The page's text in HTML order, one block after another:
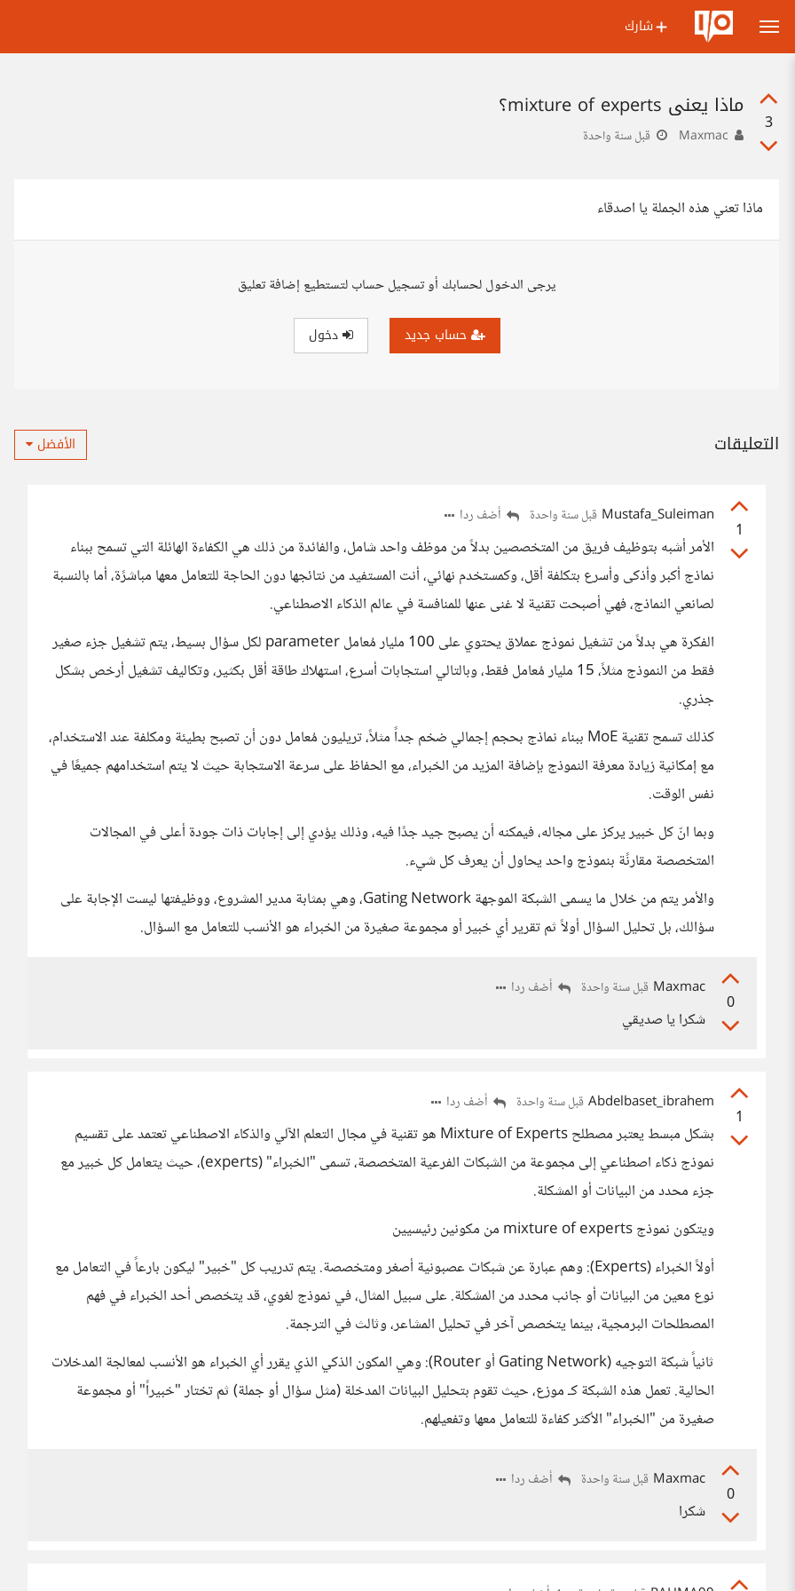
شارك
3
ماذا يعني mixture of experts؟
قبل سنة واحدة
ماذا تعني هذه الجملة يا اصدقاء
يرجى الدخول لحسابك أو تسجيل حساب لتستطيع إضافة تعليق
حساب جديد دخول
التعليقات الأفضل
1
Mustafa_Suleiman قبل سنة واحدة أضف ردا
الأمر أشبه بتوظيف فريق من المتخصصين بدلاً من موظف واحد شامل، والفائدة من ذلك هي الكفاءة الهائلة التي تسمح ببناء
نماذج أكبر وأذكى وأسرع بتكلفة أقل، وكمستخدم نهائي، أنت المستفيد من نتائجها دون الحاجة للتعامل معها مباشرًة، أما بالنسبة
لصانعي النماذج، فهي أصبحت تقنية لا غنى عنها للمنافسة في عالم الذكاء الاصطناعي.
الفكرة هي بدلاً من تشغيل نموذج عملاق يحتوي على 100 مليار مُعامل parameter لكل سؤال بسيط، يتم تشغيل جزء صغير
فقط من النموذج مثلاً، 15 مليار مُعامل فقط، وبالتالي استجابات أسرع، استهلاك طاقة أقل بكثير، وتكاليف تشغيل أرخص بشكل
جذري.
كذلك تسمح تقنية MoE ببناء نماذج بحجم إجمالي ضخم جداً مثلاً، تريليون مُعامل دون أن تصبح بطيئة ومكلفة عند الاستخدام،
مع إمكانية زيادة معرفة النموذج بإضافة المزيد من الخبراء، مع الحفاظ على سرعة الاستجابة حيث لا يتم استخدامهم جميعًا في
نفس الوقت.
وبما انّ كل خبير يركز على مجاله، فيمكنه أن يصبح جيد جدًا فيه، وذلك يؤدي إلى إجابات ذات جودة أعلى في المجالات
المتخصصة مقارنًة بنموذج واحد يحاول أن يعرف كل شيء.
والأمر يتم من خلال ما يسمى الشبكة الموجهة Gating Network، وهي بمثابة مدير المشروع، ووظيفتها ليست الإجابة على
سؤالك، بل تحليل السؤال أولاً ثم تقرير أي خبير أو مجموعة صغيرة من الخبراء هو الأنسب للتعامل مع السؤال.
0
Maxmac قبل سنة واحدة أضف ردا
شكرا يا صديقي
1
Abdelbaset_ibrahem قبل سنة واحدة أضف ردا
بشكل مبسط يعتبر مصطلح Mixture of Experts هو تقنية في مجال التعلم الآلي والذكاء الاصطناعي تعتمد على تقسيم
نموذج ذكاء اصطناعي إلى مجموعة من الشبكات الفرعية المتخصصة، تسمى "الخبراء" (experts)، حيث يتعامل كل خبير مع
جزء محدد من البيانات أو المشكلة.
ويتكون نموذج mixture of experts من مكونين رئيسيين
أولاً الخبراء (Experts): وهم عبارة عن شبكات عصبونية أصغر ومتخصصة. يتم تدريب كل "خبير" ليكون بارعاً في التعامل مع
نوع معين من البيانات أو جانب محدد من المشكلة. على سبيل المثال، في نموذج لغوي، قد يتخصص أحد الخبراء في فهم
المصطلحات البرمجية، بينما يتخصص آخر في تحليل المشاعر، وثالث في الترجمة.
ثانياً شبكة التوجيه (Gating Network أو Router): وهي المكون الذكي الذي يقرر أي الخبراء هو الأنسب لمعالجة المدخلات
الحالية. تعمل هذه الشبكة كـ موزع، حيث تقوم بتحليل البيانات المدخلة (مثل سؤال أو جملة) ثم تختار "خبيراً" أو مجموعة
صغيرة من "الخبراء" الأكثر كفاءة للتعامل معها وتفعيلهم.
0
Maxmac قبل سنة واحدة أضف ردا
شكرا